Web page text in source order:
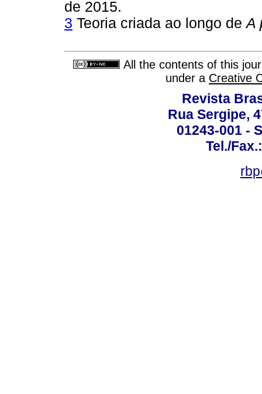
de 2015.
3 Teoria criada ao longo deA
All the contents of this
under a Creative
Revista
Rua Sergipe,
01243-001 -
Tel./